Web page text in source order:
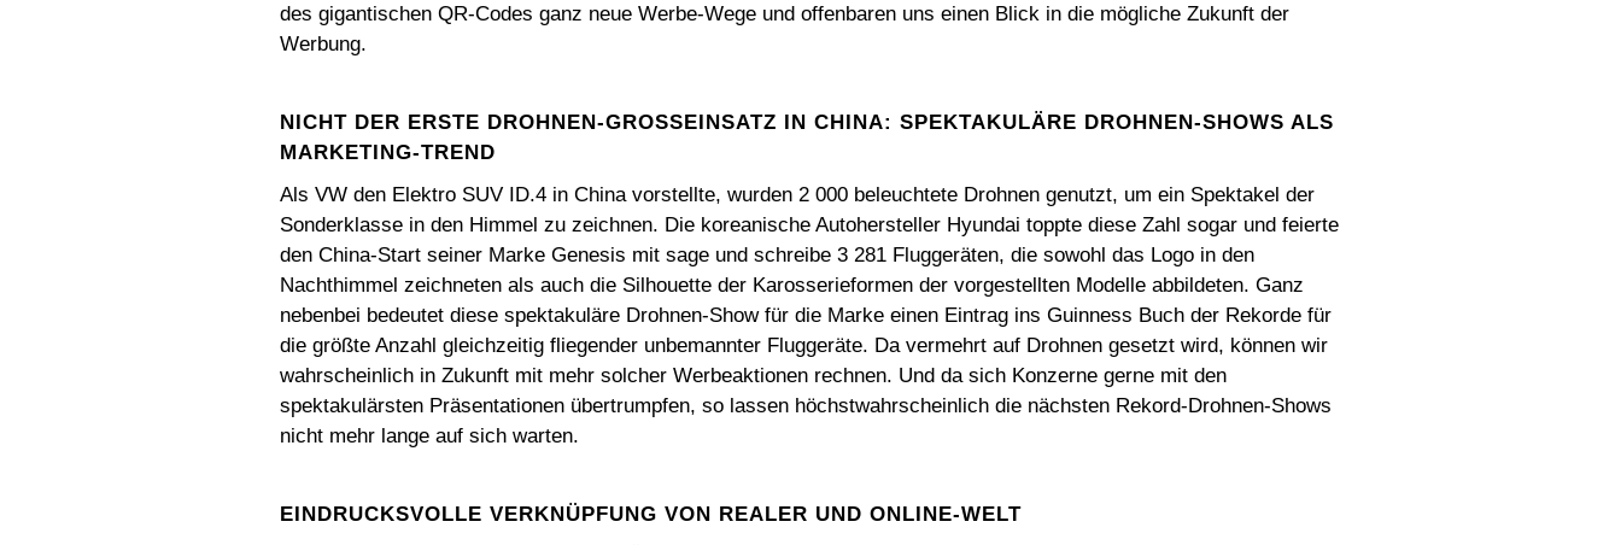
des gigantischen QR-Codes ganz neue Werbe-Wege und offenbaren uns einen Blick in die mögliche Zukunft der
Werbung.
NICHT DER ERSTE DROHNEN-GROSSEINSATZ IN CHINA: SPEKTAKULÄRE DROHNEN-SHOWS ALS M
ARKETING-TREND
Als VW den Elektro SUV ID.4 in China vorstellte, wurden 2 000 beleuchtete Drohnen genutzt, um ein Spektakel der
Sonderklasse in den Himmel zu zeichnen. Die koreanische Autohersteller Hyundai toppte diese Zahl sogar und feierte
den China-Start seiner Marke Genesis mit sage und schreibe 3 281 Fluggeräten, die sowohl das Logo in den
Nachthimmel zeichneten als auch die Silhouette der Karosserieformen der vorgestellten Modelle abbildeten. Ganz
nebenbei bedeutet diese spektakuläre Drohnen-Show für die Marke einen Eintrag ins Guinness Buch der Rekorde für
die größte Anzahl gleichzeitig fliegender unbemannter Fluggeräte. Da vermehrt auf Drohnen gesetzt wird, können wir
wahrscheinlich in Zukunft mit mehr solcher Werbeaktionen rechnen. Und da sich Konzerne gerne mit den
spektakulärsten Präsentationen übertrumpfen, so lassen höchstwahrscheinlich die nächsten Rekord-Drohnen-Shows
nicht mehr lange auf sich warten.
EINDRUCKSVOLLE VERKNÜPFUNG VON REALER UND ONLINE-WELT